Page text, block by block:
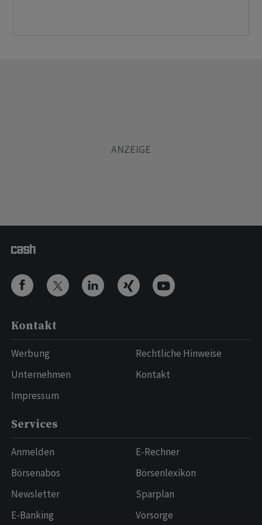
Kontakt
Werbung
Unternehmen
Impressum
Rechtliche Hinweise
Kontakt
Services
Anmelden
Börsenabos
Newsletter
E-Banking
E-Rechner
Börsenlexikon
Sparplan
Vorsorge